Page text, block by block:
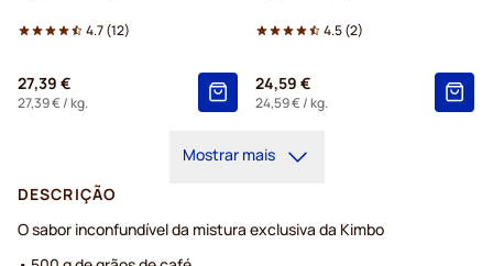
4.7(12)
27,39 €
27,39 €/ kg.
4.5(2)
24,59 €
24,59 €/ kg.
Mostrar mais
DESCRIÇÃO
O sabor inconfundível da mistura exclusiva da Kimbo